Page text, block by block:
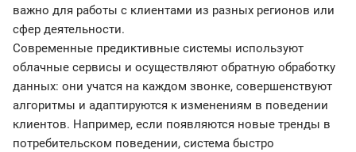
важно для работы с клиентами из разных регионов или
сфер деятельности.
Современные предиктивные системы используют
облачные сервисы и осуществляют обратную обработку
данных: они учатся на каждом звонке, совершенствуют
алгоритмы и адаптируются к изменениям в поведении
клиентов. Например, если появляются новые тренды в
потребительском поведении, система быстро